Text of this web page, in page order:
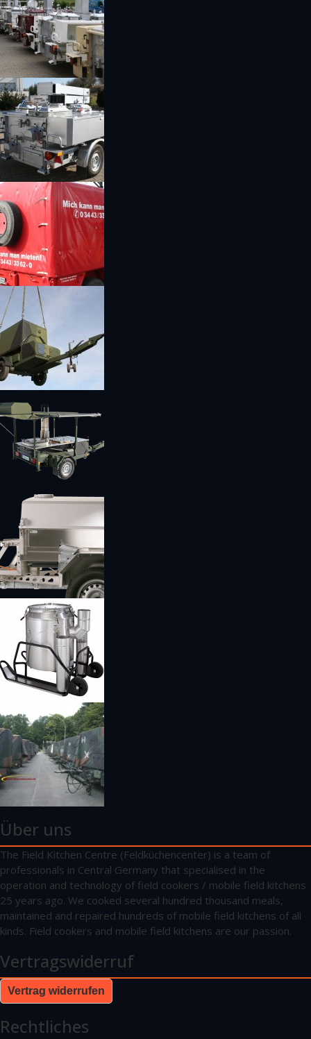
Über uns
The Field Kitchen Centre (Feldküchencenter) is a team of
professionals in Central Germany that specialised in the
operation and technology of field cookers / mobile field kitchens
25 years ago. We cooked several hundred thousand meals,
maintained and repaired hundreds of mobile field kitchens of all
kinds. Field cookers and mobile field kitchens are our passion.
Vertragswiderruf
Vertrag widerrufen
Rechtliches